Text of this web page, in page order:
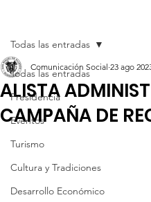
Todas las entradas
Presidencia
Eventos
Turismo
Cultura y Tradiciones
Desarrollo Económico
Todas las entradas
ALISTA
CAMPAÑA DE
Comunicación Social 23 ago